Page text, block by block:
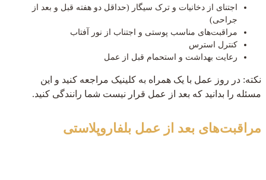
اجتنای از دخانیات و ترک سیگار (حداقل دو هفته قبل و بعد از
جراحی)
مراقبت‌های مناسب پوستی و اجتناب از نور آفتاب
کنترل استرس
رعایت بهداشت و استحمام قبل از عمل
نکته: در روز عمل با یک همراه به کلینیک مراجعه کنید و این
مسئله را بدانید که بعد از عمل قرار نیست شما رانندگی کنید.
مراقبت‌های بعد از عمل بلفاروپلاستی